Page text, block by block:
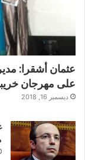
عثمان أشقرا:
على مهرجان
ديسمبر 16, 2018